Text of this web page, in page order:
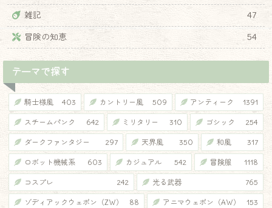
雑記
47
冒険の知恵
54
テーマで探す
騎士様風 403 カントリー風 509 アンティーク 1391
スチームパンク 642 ミリタリー 310 ゴシック 254
ダークファンタジー 297 天界風 350 和風 317
ロボット機械系 603 カジュアル 542 冒険服 1118
コスプレ 242 光る武器 765
ゾディアックウェポン（ZW） 88 アニマウェポン（AW） 153